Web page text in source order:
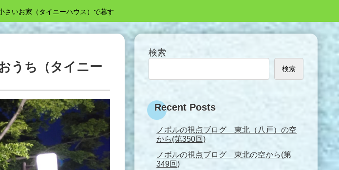
いお家（タイニーハウス）で暮す
うち（タイニー
検索
検索
Recent Posts
ノボルの視点ブログ 東北（八戸）の空
から(第350回)
ノボルの視点ブログ 東北の空から(第
349回)